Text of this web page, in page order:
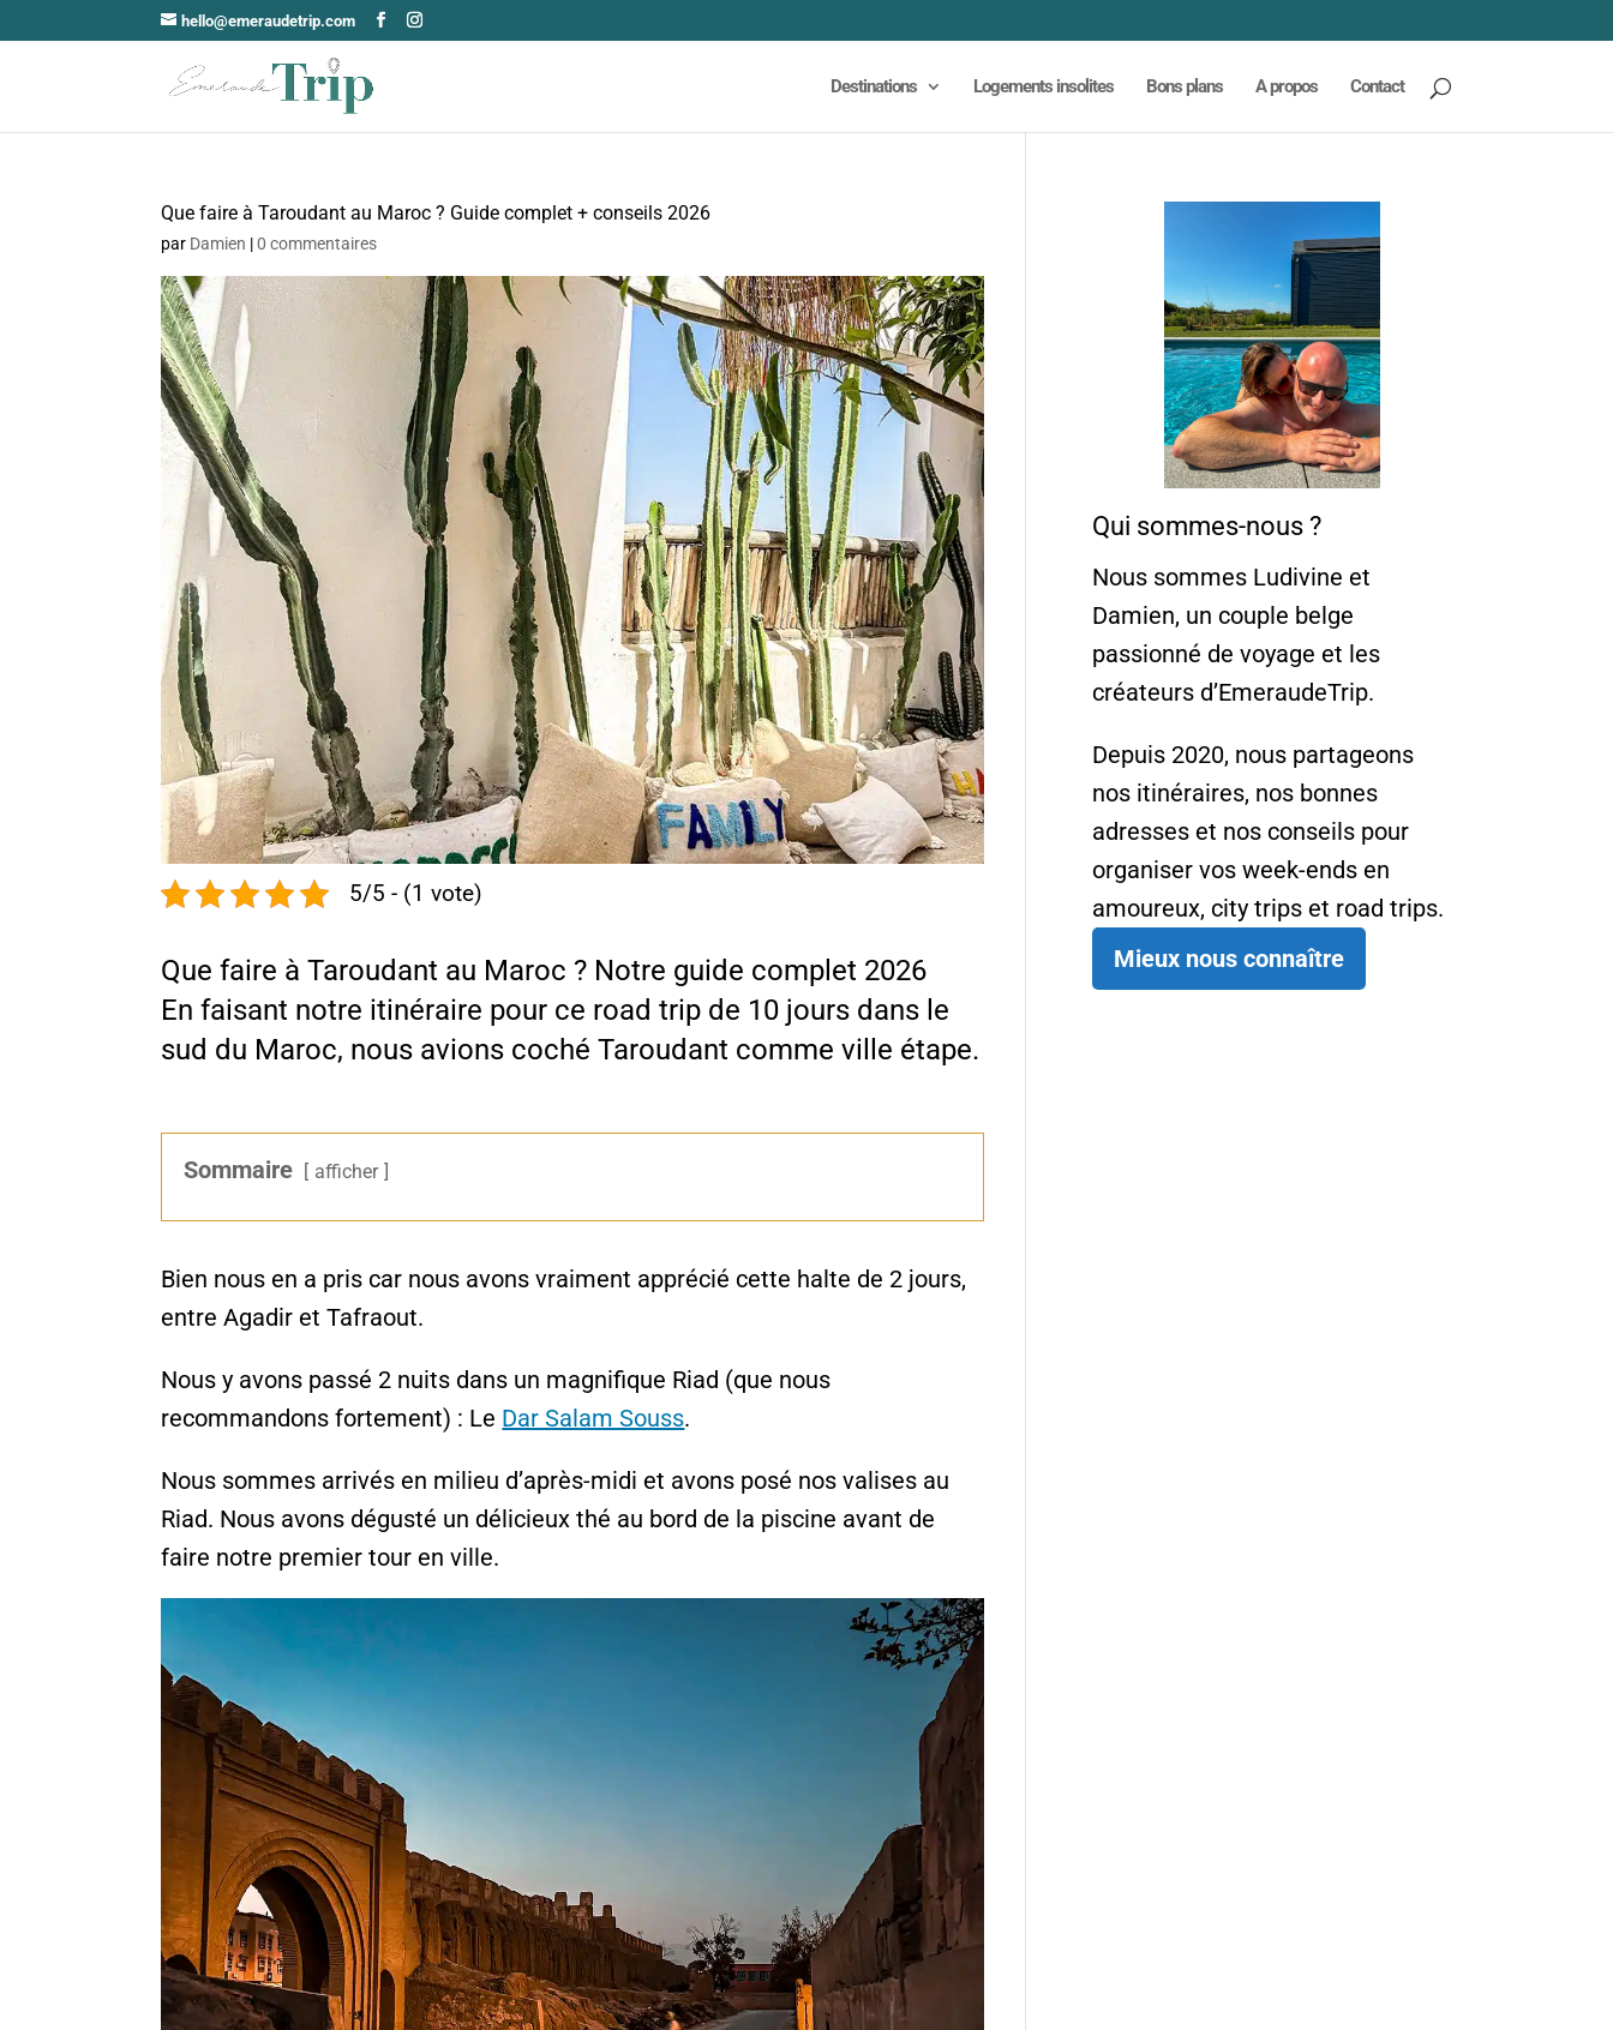
hello@emeraudetrip.com
Destinations Logements insolites Bons plans A propos Contact
Que faire à Taroudant au Maroc ? Guide complet + conseils 2026
par Damien |0 commentaires
5/5 - (1 vote)
Que faire à Taroudant au Maroc ? Notre guide complet 2026
En faisant notre itinéraire pour ce road trip de 10 jours dans le
sud du Maroc, nous avions coché Taroudant comme ville étape.
Sommaire afficher
Bien nous en a pris car nous avons vraiment apprécié cette halte de 2 jours,
entre Agadir et Tafraout.
Nous y avons passé 2 nuits dans un magnifique Riad (que nous
recommandons fortement) : Le Dar Salam Souss.
Nous sommes arrivés en milieu d’après-midi et avons posé nos valises au
Riad. Nous avons dégusté un délicieux thé au bord de la piscine avant de
faire notre premier tour en ville.
Qui sommes-nous ?
Nous sommes Ludivine et
Damien, un couple belge
passionné de voyage et les
créateurs d’EmeraudeTrip.
Depuis 2020, nous partageons
nos itinéraires, nos bonnes
adresses et nos conseils pour
organiser vos week-ends en
amoureux, city trips et road trips.
Mieux nous connaître